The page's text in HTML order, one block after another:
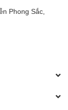
Phong Sắc,